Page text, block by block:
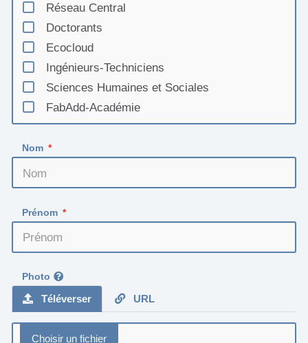
Réseau Central
Doctorants
Ecocloud
Ingénieurs-Techniciens
Sciences Humaines et Sociales
FabAdd-Académie
Nom
Prénom
Photo
Téléverser URL